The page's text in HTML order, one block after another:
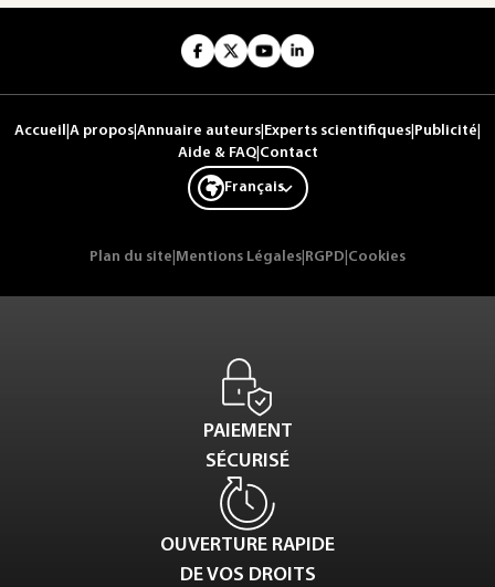
Accueil A propos Annuaire auteurs Experts scientifiques Publicité
Aide & FAQ| Contact
Français
Plan du site Mentions Légales RGPD Cookies
PAIEMENT
SÉCURISÉ
OUVERTURE RAPIDE
DE VOS DROITS